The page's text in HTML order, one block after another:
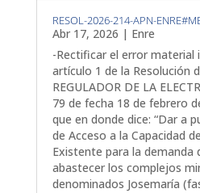
RESOL-2026-214-APN-
Abr 17, 2026 | Enre
-Rectificar el error material
artículo 1 de la Resolución
REGULADOR DE LA
79 de fecha 18 de febrero
que en donde dice: “Dar a
de Acceso a la Capacidad
Existente para la demanda
abastecer los complejos
denominados Josemaría